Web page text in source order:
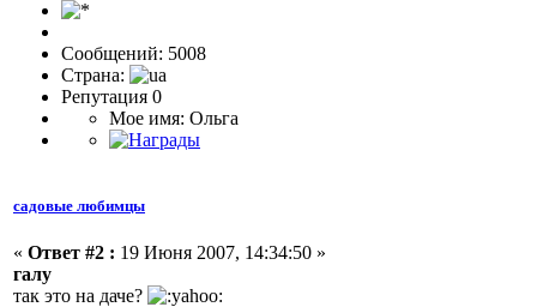
Сообщений: 5008
Страна:
Репутация 0
Мое имя: Ольга
садовые любимцы
« Ответ #2 : 19 Июня 2007, 14:34:50 »
галу
так это на даче?